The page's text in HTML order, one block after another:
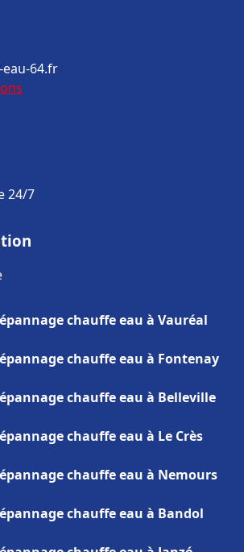
64.fr
24/7
chauffe eau à Vauréal
chauffe eau à Fontenay
chauffe eau à Belleville
chauffe eau à Le Crès
chauffe eau à Nemours
chauffe eau à Bandol